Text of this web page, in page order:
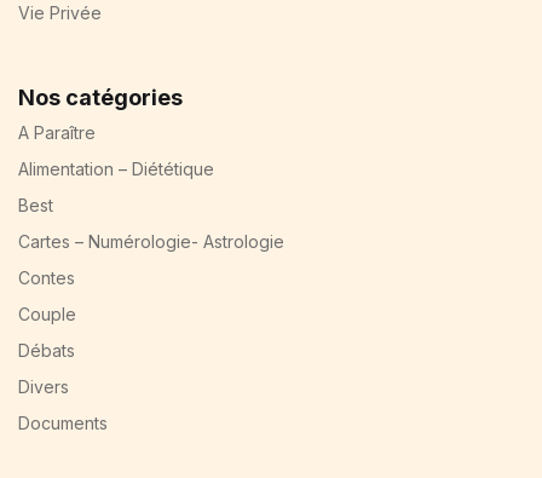
Vie Privée
Nos catégories
A Paraître
Alimentation – Diététique
Best
Cartes – Numérologie- Astrologie
Contes
Couple
Débats
Divers
Documents